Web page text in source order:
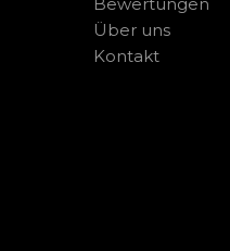
Über uns
Kontakt